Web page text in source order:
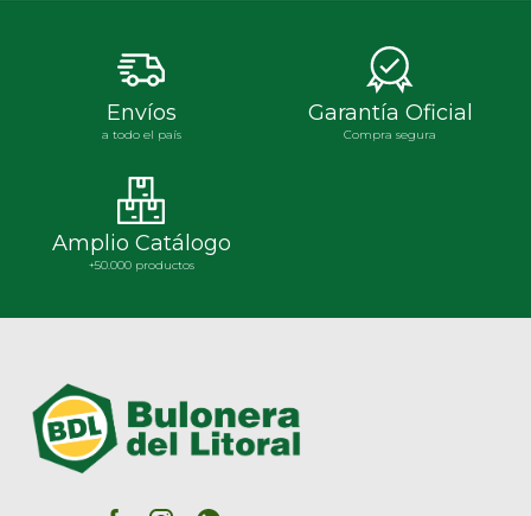
Envíos
a todo el país
Garantía Oficial
Compra segura
Amplio Catálogo
+50.000 productos